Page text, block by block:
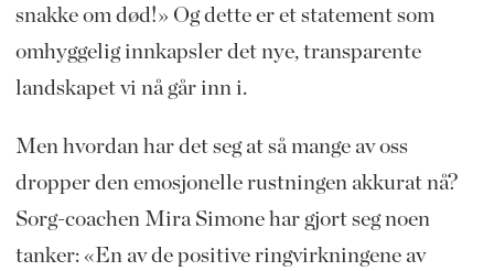
snakke om død!» Og dette er et statement som
omhyggelig innkapsler det nye, transparente
landskapet vi nå går inn i.
Men hvordan har det seg at så mange av oss
dropper den emosjonelle rustningen akkurat nå?
Sorg-coachen Mira Simone har gjort seg noen
tanker: «En av de positive ringvirkningene av